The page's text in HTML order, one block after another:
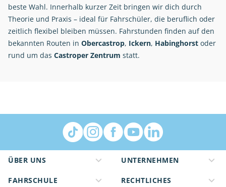
beste Wahl. Innerhalb kurzer Zeit bringen wir dich durch
Theorie und Praxis – ideal für Fahrschüler, die beruflich oder
zeitlich flexibel bleiben müssen. Fahrstunden finden auf den
bekannten Routen in Obercastrop, Ickern, Habinghorst oder
rund um das Castroper Zentrum statt.
ÜBER UNS
FAHRSCHULE
UNTERNEHMEN
RECHTLICHES